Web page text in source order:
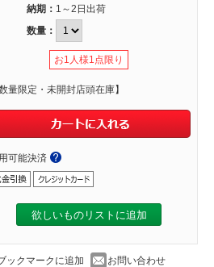
納期： 1～2日出荷
数量：
お1人様1点限り
数量限定・未開封店頭在庫】
可能決済
欲しいものリストに追加
ックマークに追加 お問い合わせ